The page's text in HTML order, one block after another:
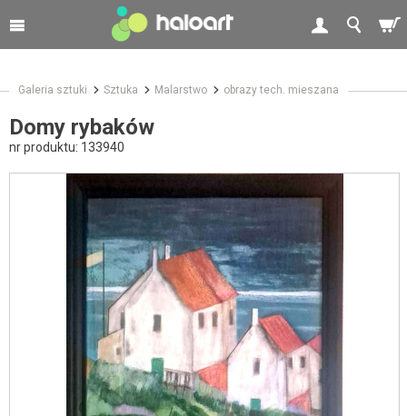
Galeria sztuki Sztuka Malarstwo obrazy tech. mieszana
Domy rybaków
nr produktu: 133940